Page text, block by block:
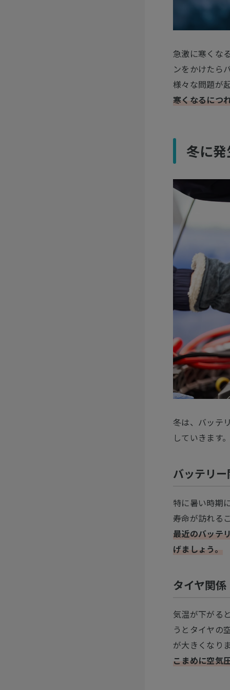
急激に寒くな
ンをかけたら
様々な問題が
寒くなるにつ
冬に
冬は、バッテ
していきます
バッテリ
特に暑い時期
寿命が訪れる
最近のバッテ
げましょう。
タイヤ関係
気温が下がる
うとタイヤの
が大きくなり
こまめに空気